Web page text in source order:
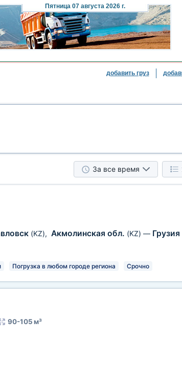
Пятница07 августа 2026 г.
добавить груз
За все время
(KZ), Акмолинская обл. (KZ) — Грузия
Погрузка в любом городе региона Срочно
90-105 м³